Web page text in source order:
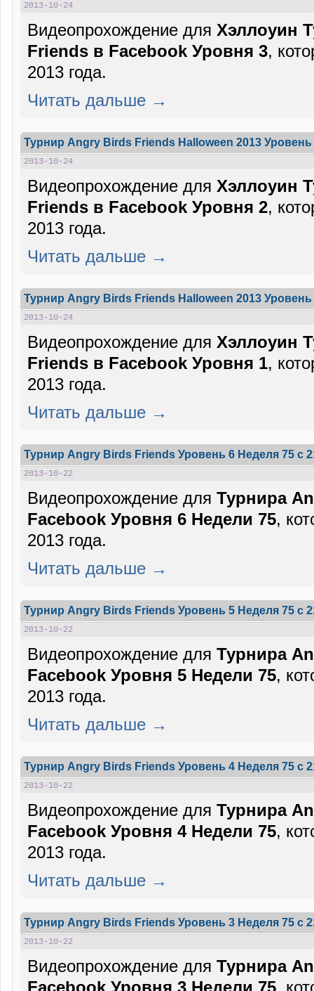
2013-10-24
Видеопрохождение для Хэллоуин
Friends в Facebook Уровня 3,
2013 года.
Читать дальше →
Турнир Angry Birds Friends Halloween 2013 Уровень
2013-10-24
Видеопрохождение для Хэллоуин
Friends в Facebook Уровня 2,
2013 года.
Читать дальше →
Турнир Angry Birds Friends Halloween 2013 Уровень
2013-10-24
Видеопрохождение для Хэллоуин
Friends в Facebook Уровня 1,
2013 года.
Читать дальше →
Турнир Angry Birds Friends Уровень 6 Неделя 75 c
2013-10-22
Видеопрохождение для Турнира
Facebook Уровня 6 Недели 75,
2013 года.
Читать дальше →
Турнир Angry Birds Friends Уровень 5 Неделя 75 c
2013-10-22
Видеопрохождение для Турнира
Facebook Уровня 5 Недели 75,
2013 года.
Читать дальше →
Турнир Angry Birds Friends Уровень 4 Неделя 75 c
2013-10-22
Видеопрохождение для Турнира
Facebook Уровня 4 Недели 75,
2013 года.
Читать дальше →
Турнир Angry Birds Friends Уровень 3 Неделя 75 c
2013-10-22
Видеопрохождение для Турнира
Facebook Уровня 3 Недели 75,